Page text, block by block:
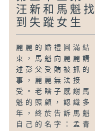
汪新和馬魁找
到失蹤女生
麗麗的婚禮圓滿結
束，馬魁向麗麗講
述彭父受賄被抓的
事，麗麗無法接
受。老瞎子感謝馬
魁的照顧，認識多
年，終於告訴馬魁
自己的名字：孟青